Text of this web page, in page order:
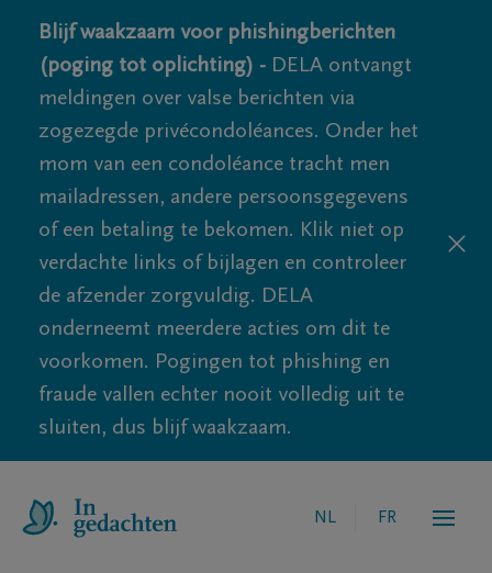
Blijf waakzaam voor phishingberichten
(poging tot oplichting) - DELA ontvangt
meldingen over valse berichten via
zogezegde privécondoléances. Onder het
mom van een condoléance tracht men
mailadressen, andere persoonsgegevens
of een betaling te bekomen. Klik niet op
verdachte links of bijlagen en controleer
de afzender zorgvuldig. DELA
onderneemt meerdere acties om dit te
voorkomen. Pogingen tot phishing en
fraude vallen echter nooit volledig uit te
sluiten, dus blijf waakzaam.
NL FR